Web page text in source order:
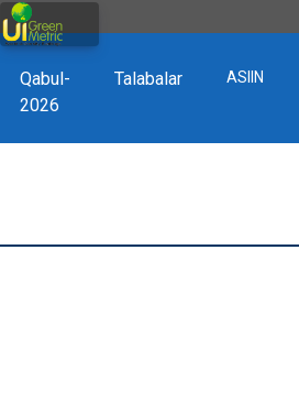
Qabul-
2026
Talabalar ASIIN